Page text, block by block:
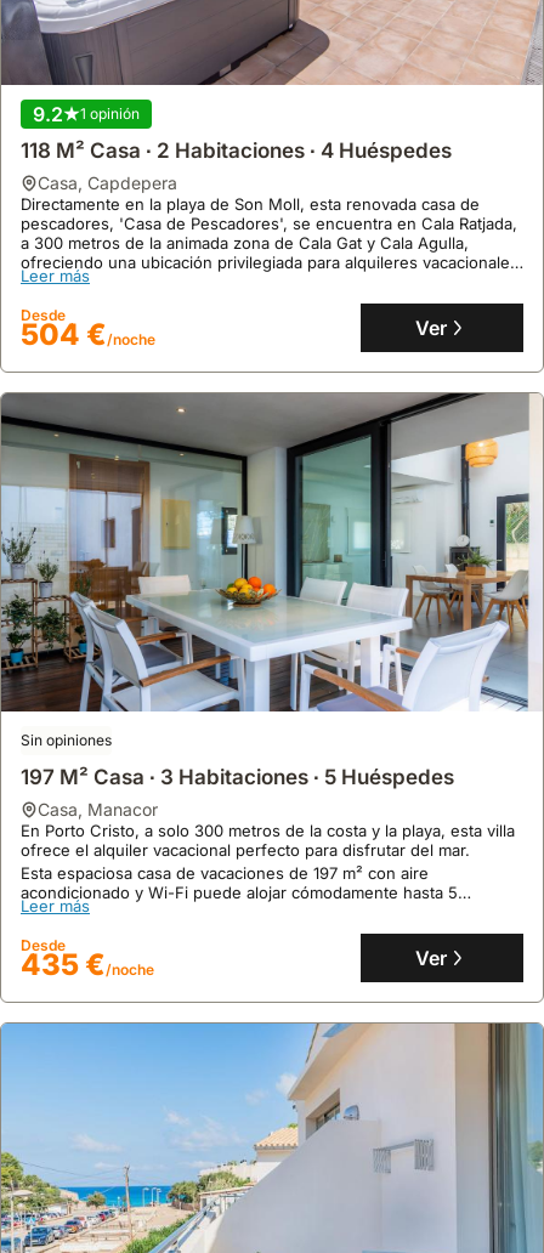
9.2 1 opinión
118 M² Casa ∙ 2 Habitaciones ∙ 4 Huéspedes
casa, Capdepera
Directamente en la playa de Son Moll, esta renovada casa de
pescadores, 'Casa de Pescadores', se encuentra en Cala Ratjada,
a 300 metros de la animada zona de Cala Gat y Cala Agulla,
ofreciendo una ubicación privilegiada para alquileres vacacionales.
Esta lujosa villa, con 118 metros cuadrados y capacidad para 4
personas, ofrece aire acondicionado, piscina privada, jacuzzi en la
azotea con vistas al mar y tres terrazas para disfrutar del espacio
al aire libre.
Leer más
Desde
504 €/noche Ver
Sin opiniones
197 M² Casa ∙ 3 Habitaciones ∙ 5 Huéspedes
casa, Manacor
En Porto Cristo, a solo 300 metros de la costa y la playa, esta villa
ofrece el alquiler vacacional perfecto para disfrutar del mar.
Esta espaciosa casa de vacaciones de 197 m² con aire
acondicionado y Wi-Fi puede alojar cómodamente hasta 5
personas, disponiendo de jardín privado y terrazas para su
Leer más
Desde
435 €/noche Ver